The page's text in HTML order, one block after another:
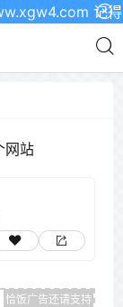
记得收藏哦
网站